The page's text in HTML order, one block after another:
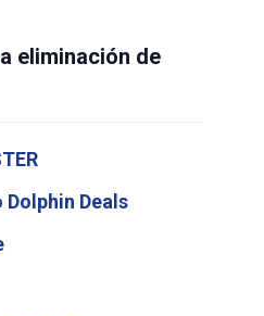
eliminación de
Deals